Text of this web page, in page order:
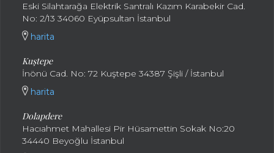
Eski Silahtarağa Elektrik Santralı Kazım Karabekir Cad.
No: 2/13 34060 Eyüpsultan İstanbul
harita
Kuştepe
İnönü Cad. No: 72 Kuştepe 34387 Şişli / İstanbul
harita
Dolapdere
Hacıahmet Mahallesi Pir Hüsamettin Sokak No:20
34440 Beyoğlu İstanbul